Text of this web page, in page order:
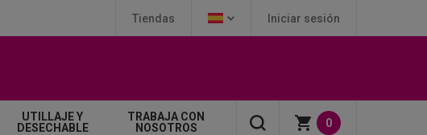
Tiendas Iniciar sesión
UTILLAJE Y
DESECHABLE
TRABAJA CON
NOSOTROS
0